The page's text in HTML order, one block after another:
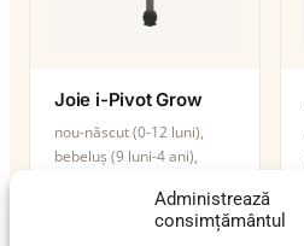
Administrează
consimțământul
Joie i-Pivot Grow
nou-născut (0-12 luni),
bebeluș (9 luni-4 ani),
isofix-support-leg